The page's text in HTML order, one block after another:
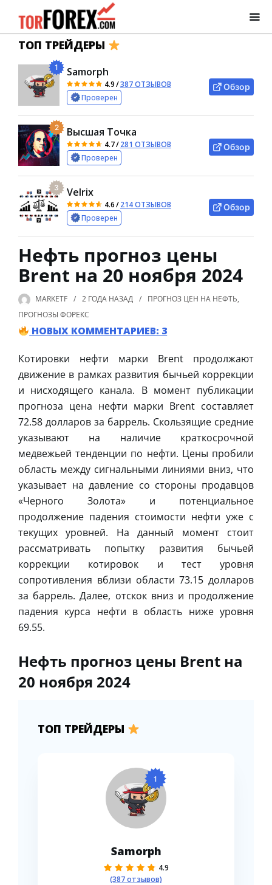
ТОП ТРЕЙДЕРЫ
1 Samorph
4.9/387 ОТЗЫВОВ
Проверен
Обзор
2 Высшая Точка
4.7/281 ОТЗЫВОВ
Проверен
Обзор
3 Velrix
4.6/214 ОТЗЫВОВ
Проверен
Обзор
Нефть прогноз цены
Brent на 20 ноября 2024
MARKETF 2 ГОДА НАЗАД ПРОГНОЗ ЦЕН НА НЕФТЬ,
ПРОГНОЗЫ ФОРЕКС
НОВЫХ КОММЕНТАРИЕВ: 3
Котировки нефти марки Brent продолжают
движение в рамках развития бычьей коррекции
и нисходящего канала. В момент публикации
прогноза цена нефти марки Brent составляет
72.58 долларов за баррель. Скользящие средние
указывают на наличие краткосрочной
медвежьей тенденции по нефти. Цены пробили
область между сигнальными линиями вниз, что
указывает на давление со стороны продавцов
«Черного Золота» и потенциальное
продолжение падения стоимости нефти уже с
текущих уровней. На данный момент стоит
рассматривать попытку развития бычьей
коррекции котировок и тест уровня
сопротивления вблизи области 73.15 долларов
за баррель. Далее, отскок вниз и продолжение
падения курса нефти в область ниже уровня
69.55.
Нефть прогноз цены Brent на
20 ноября 2024
ТОП ТРЕЙДЕРЫ
1
Samorph
4.9
(387 отзывов)